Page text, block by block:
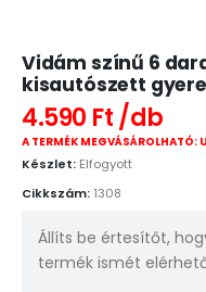
Vidám színű 6
kisautószett
4.590 Ft
A TERMÉK MEGVÁSÁROLHATÓ:
Készlet: Elfogyott
Cikkszám: 1308
Állíts be értesítőt,
termék ismét